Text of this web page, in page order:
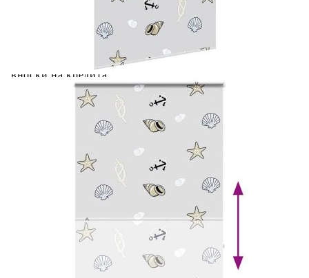
Extraction of information from credit institutions
Предоставената таблица е с информационна цел.
Добавете продукта в количката си с бутона "Добави в
количката" и при поръчка ще можете да изберете броя
вноски на кредита.
Acest tabel are caracter informativ. Adăugați produsul în
coșul de cumpărături unde veți putea selecta detaliile
cererii de creditare.
Предоставената таблица е с информационна цел.
Добавете продукта в количката си с бутона "Добави в
количката" и при поръчка ще можете да изберете броя
вноски на кредита.
Предоставената таблица е с информационна цел.
Добавете продукта в количката си с бутона "Добави в
количката" и при поръчка ще можете да изберете броя
вноски на кредита.